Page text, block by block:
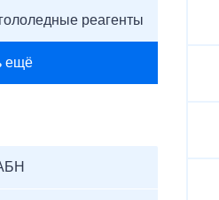
реагенты
ещё